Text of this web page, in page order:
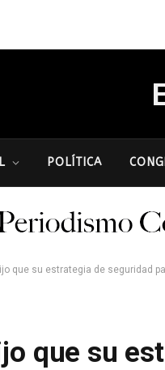
POLÍTICA
que su estrategia de seguridad
que su